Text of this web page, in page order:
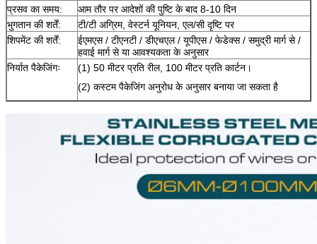
प्रसव का समय:
आम तौर पर आदेशों की पुष्टि के बाद 8-10 दिन
भुगतान की शर्तें:
टी/टी अग्रिम, वेस्टर्न यूनियन, एल/सी दृष्टि पर
शिपमेंट की शर्तें:
ईएमएस / टीएनटी / डीएचएल / यूपीएस / फेडेक्स / समुद्री मार्ग से /
हवाई मार्ग से या आवश्यकता के अनुसार
निर्यात पैकेजिंगः
(1) 50 मीटर प्रति रील, 100 मीटर प्रति कार्टन।
(2) कस्टम पैकेजिंग अनुरोध के अनुसार बनाया जा सकता है